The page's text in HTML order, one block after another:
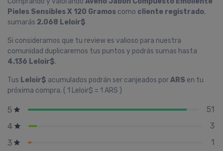
Pieles Sensibles X 120 Gramos como cliente registrado,
sumarás 2.068 Leloir$
Si consideramos que tu review es valioso para nuestra
comunidad duplicaremos tus puntos y podrás sumas hasta
4.136 Leloir$.
Tus Leloir$ acumulados podrán ser canjeados porARS en tu
próxima compra. ( 1 Leloir$ = 1 ARS )
5
51
4
3
3
1